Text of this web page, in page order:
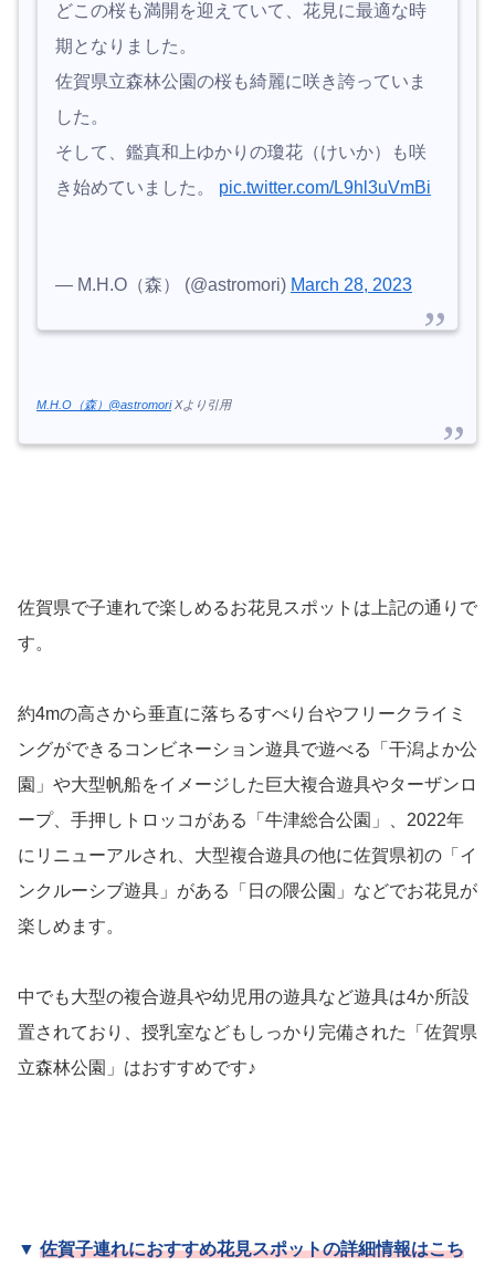
どこの桜も満開を迎えていて、花見に最適な時
期となりました。
佐賀県立森林公園の桜も綺麗に咲き誇っていま
した。
そして、鑑真和上ゆかりの瓊花（けいか）も咲
き始めていました。 pic.twitter.com/L9hl3uVmBi
— M.H.O（森） (@astromori) March 28, 2023
M.H.O（森）@astromoriXより引用
佐賀県で子連れで楽しめるお花見スポットは上記の通りで
す。
約4mの高さから垂直に落ちるすべり台やフリークライミ
ングができるコンビネーション遊具で遊べる「干潟よか公
園」や大型帆船をイメージした巨大複合遊具やターザンロ
ープ、手押しトロッコがある「牛津総合公園」、2022年
にリニューアルされ、大型複合遊具の他に佐賀県初の「イ
ンクルーシブ遊具」がある「日の隈公園」などでお花見が
楽しめます。
中でも大型の複合遊具や幼児用の遊具など遊具は4か所設
置されており、授乳室などもしっかり完備された「佐賀県
立森林公園」はおすすめです♪
▼ 佐賀子連れにおすすめ花見スポットの詳細情報はこち